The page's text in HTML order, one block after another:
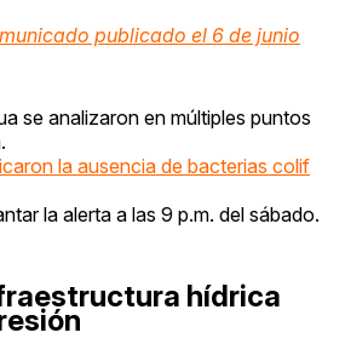
publicado el 6 de junio
se analizaron en múltiples puntos
la ausencia de bacterias colif
la alerta a las 9 p.m. del sábado.
hídrica